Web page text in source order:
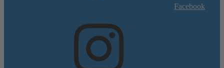
Facebook